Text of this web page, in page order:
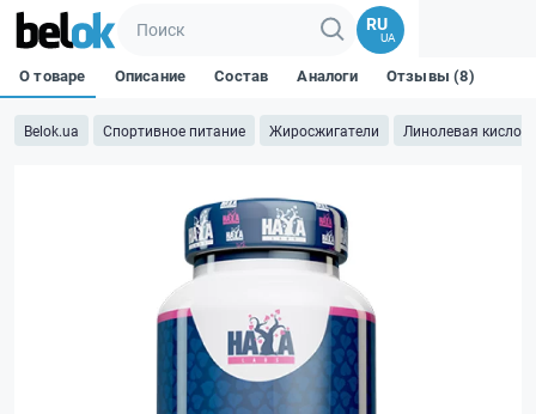
RU
UA
Belok.ua Спортивное питание Жиросжигатели Линолевая
О товаре Описание Состав Аналоги Отзывы (8)